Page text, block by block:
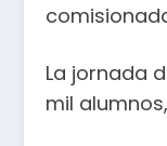
La jornada
mil